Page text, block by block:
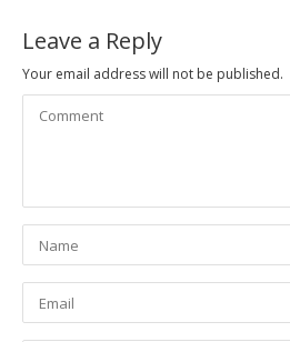
Leave a Reply
Your email address will not be published.